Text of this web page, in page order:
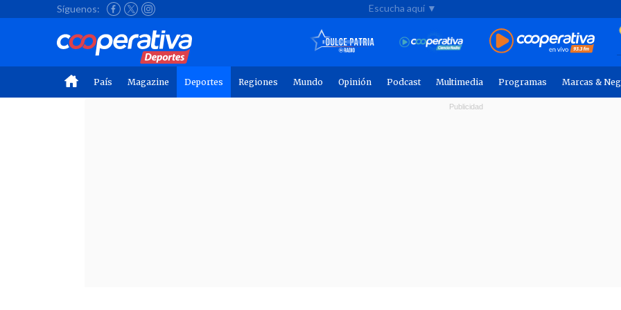
Síguenos: Escucha aquí ▼
País Magazine Deportes Regiones Mundo Opinión Podcast Multimedia Programas Marcas &